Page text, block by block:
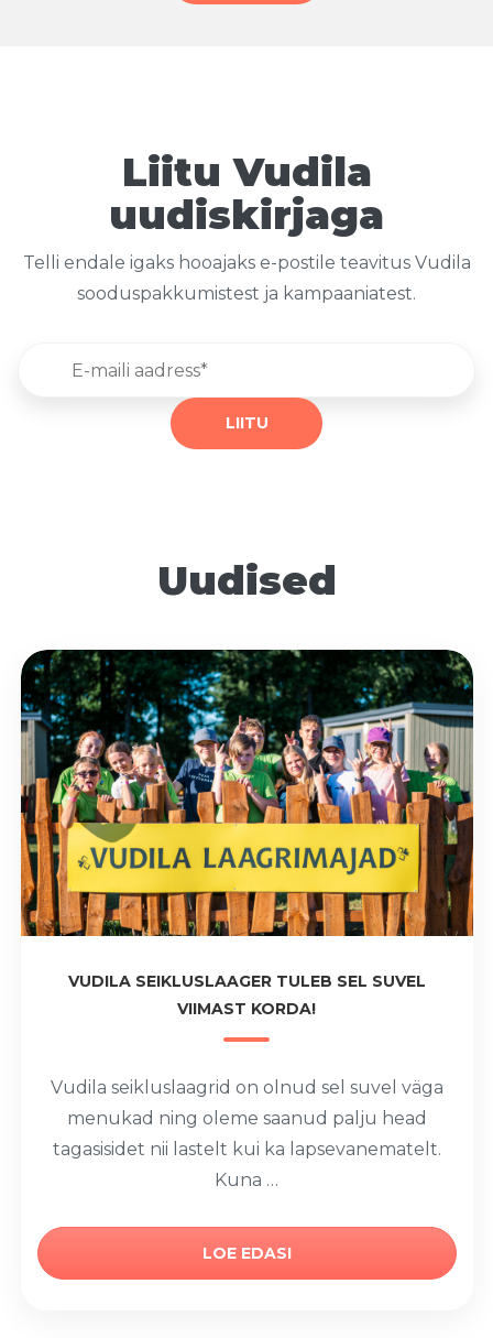
Liitu Vudila
uudiskirjaga
Telli endale igaks hooajaks e-postile teavitus Vudila
sooduspakkumistest ja kampaaniatest.
LIITU
Uudised
VUDILA SEIKLUSLAAGER TULEB SEL SUVEL
VIIMAST KORDA!
Vudila seikluslaagrid on olnud sel suvel väga
menukad ning oleme saanud palju head
tagasisidet nii lastelt kui ka lapsevanematelt.
Kuna …
LOE EDASI